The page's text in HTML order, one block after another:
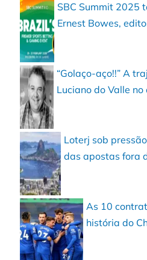
SBC Summit 2025
Ernest Bowes,
“Golaço-aço!!” A
Luciano do Valle
Loterj sob
das apostas fora
As 10
história do